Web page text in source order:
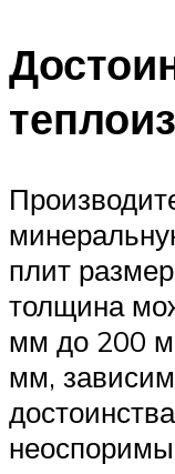
плит
толщина
мм до 200
мм,